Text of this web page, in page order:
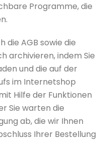
Programme, die
die AGB sowie die
archivieren, indem Sie
und die auf der
im Internetshop
Hilfe der Funktionen
Sie warten die
ab, die wir Ihnen
Ihrer Bestellung